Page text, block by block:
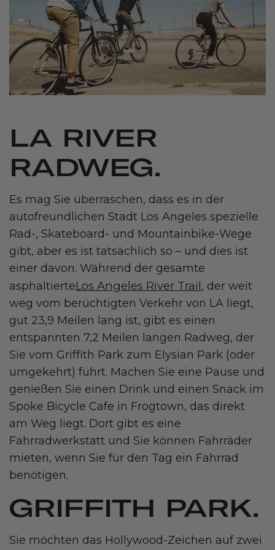
LA RIVER
RADWEG.
Es mag Sie überraschen, dass es in der
autofreundlichen Stadt Los Angeles spezielle
Rad-, Skateboard- und Mountainbike-Wege
gibt, aber es ist tatsächlich so – und dies ist
einer davon. Während der gesamte
asphaltierteLos Angeles River Trail, der weit
weg vom berüchtigten Verkehr von LA liegt,
gut 23,9 Meilen lang ist, gibt es einen
entspannten 7,2 Meilen langen Radweg, der
Sie vom Griffith Park zum Elysian Park (oder
umgekehrt) führt. Machen Sie eine Pause und
genießen Sie einen Drink und einen Snack im
Spoke Bicycle Cafe in Frogtown, das direkt
am Weg liegt. Dort gibt es eine
Fahrradwerkstatt und Sie können Fahrräder
mieten, wenn Sie für den Tag ein Fahrrad
benötigen.
GRIFFITH PARK.
Sie möchten das Hollywood-Zeichen auf zwei